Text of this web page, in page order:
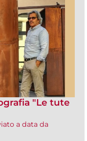
"Le tute
a data da